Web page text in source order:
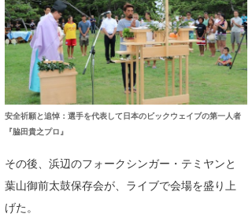
安全祈願と追悼：選手を代表して日本のビックウェイブの第一人者
『脇田貴之プロ』
その後、浜辺のフォークシンガー・テミヤンと
葉山御前太鼓保存会が、ライブで会場を盛り上
げた。